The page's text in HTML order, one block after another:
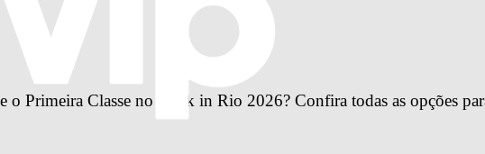
o Primeira Classe no Rock in Rio 2026? Confira todas as opções